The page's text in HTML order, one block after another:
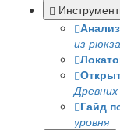
из
Древних
Гайд
уровня